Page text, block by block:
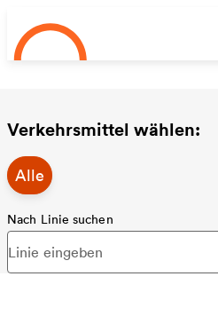
Zum Hauptinhalt springen
Verkehrsmittel wählen:
Alle
Nach Linie suchen